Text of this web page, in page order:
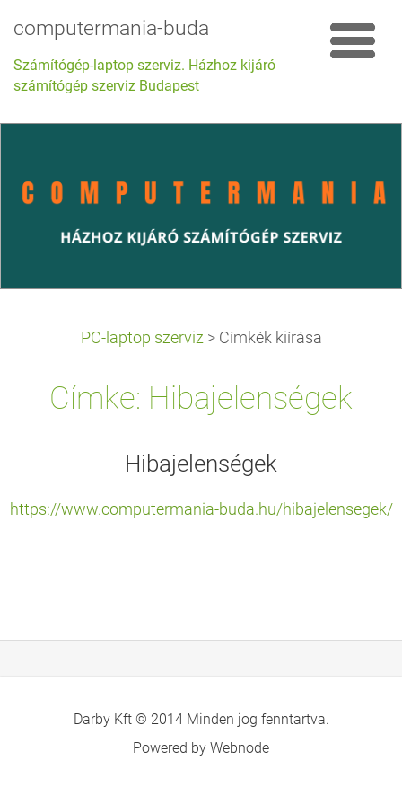
computermania-buda
Számítógép-laptop szerviz. Házhoz kijáró
számítógép szerviz Budapest
PC-laptop szerviz > Címkék kiírása
Címke: Hibajelenségek
Hibajelenségek
https://www.computermania-buda.hu/hibajelensegek/
Darby Kft © 2014 Minden jog fenntartva.
Powered by Webnode